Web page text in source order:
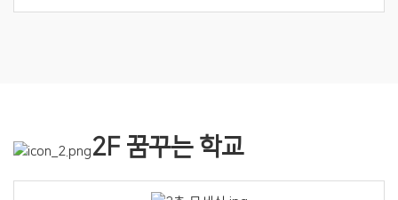
2F 꿈꾸는 학교